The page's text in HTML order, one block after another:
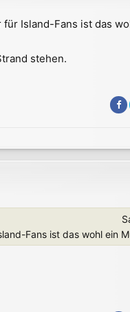
Island-Fans ist das
stehen.
Fans ist das wohl ein